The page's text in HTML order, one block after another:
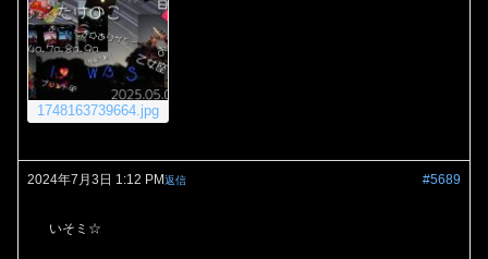
1748163739664.jpg
2024年7月3日 1:12 PM #5689
返信
いそミ☆